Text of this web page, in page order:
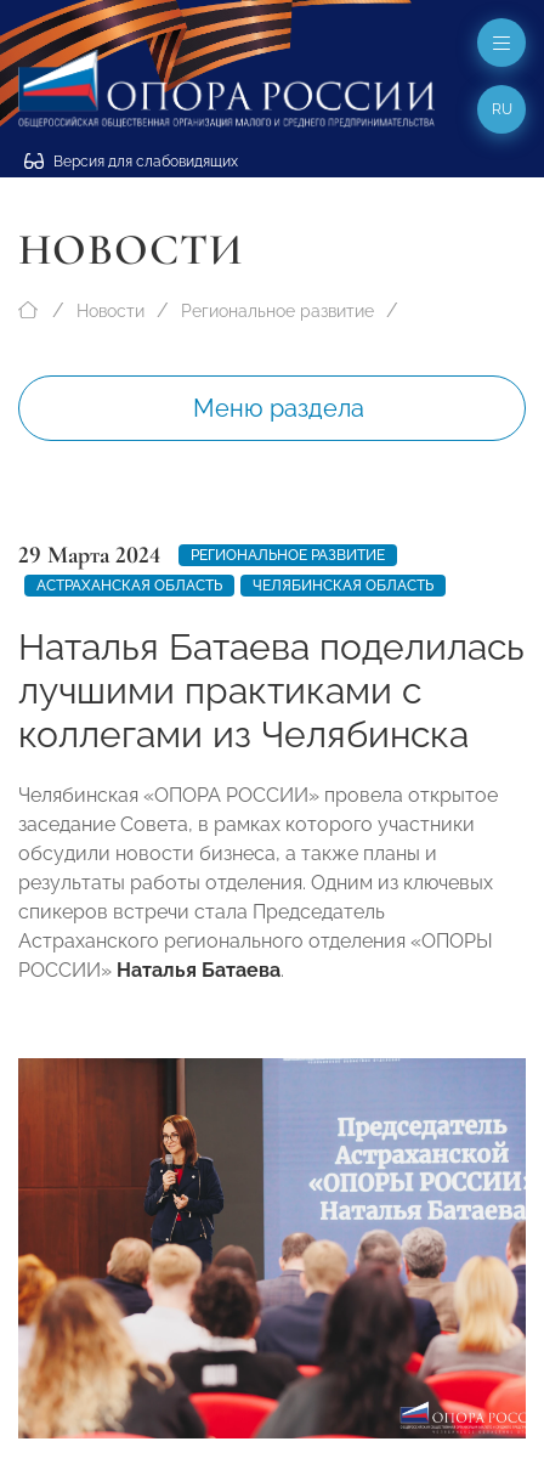
Версия для слабовидящих
RU
НОВОСТИ
Новости Региональное развитие
Меню раздела
29 Марта 2024
РЕГИОНАЛЬНОЕ РАЗВИТИЕ
АСТРАХАНСКАЯ ОБЛАСТЬ
ЧЕЛЯБИНСКАЯ ОБЛАСТЬ
Наталья Батаева поделилась
лучшими практиками с
коллегами из Челябинска
Челябинская «ОПОРА РОССИИ» провела открытое
заседание Совета, в рамках которого участники
обсудили новости бизнеса, а также планы и
результаты работы отделения. Одним из ключевых
спикеров встречи стала Председатель
Астраханского регионального отделения «ОПОРЫ
РОССИИ» Наталья Батаева.